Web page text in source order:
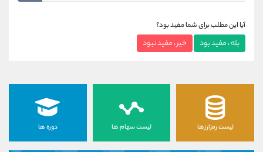
آیا این مطلب برای شما مفید بود؟
بله ، مفید بود خیر ، مفید نبود
لیست رمزارزها لیست سهام ها دوره ها